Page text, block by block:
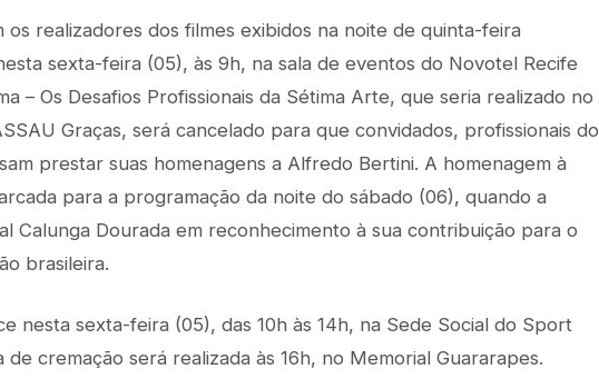
os realizadores dos filmes exibidos na noite de quinta-feira
sexta-feira (05), às 9h, na sala de eventos do Novotel Recife
– Os Desafios Profissionais da Sétima Arte, que seria realizado no
Graças, será cancelado para que convidados, profissionais do
prestar suas homenagens a Alfredo Bertini. A homenagem à
para a programação da noite do sábado (06), quando a
Calunga Dourada em reconhecimento à sua contribuição para o
brasileira.
nesta sexta-feira (05), das 10h às 14h, na Sede Social do Sport
cremação será realizada às 16h, no Memorial Guararapes.